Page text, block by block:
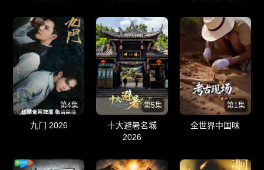
第4集
九门 2026
第5集
十大避暑名城
2026
第1集
全世界中国味